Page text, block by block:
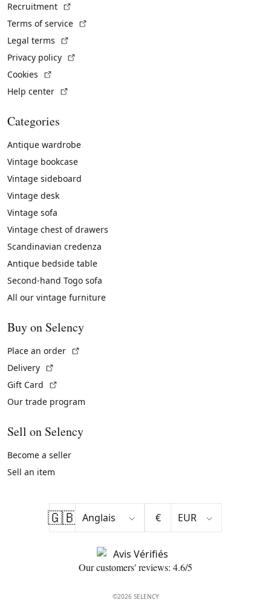
Recruitment
Terms of service
Legal terms
Privacy policy
Cookies
Help center
Categories
Antique wardrobe
Vintage bookcase
Vintage sideboard
Vintage desk
Vintage sofa
Vintage chest of drawers
Scandinavian credenza
Antique bedside table
Second-hand Togo sofa
All our vintage furniture
Buy on Selency
Place an order
Delivery
Gift Card
Our trade program
Sell on Selency
Become a seller
Sell an item
🇬🇧 €
Our customers' reviews: 4.6/5
©2026 SELENCY